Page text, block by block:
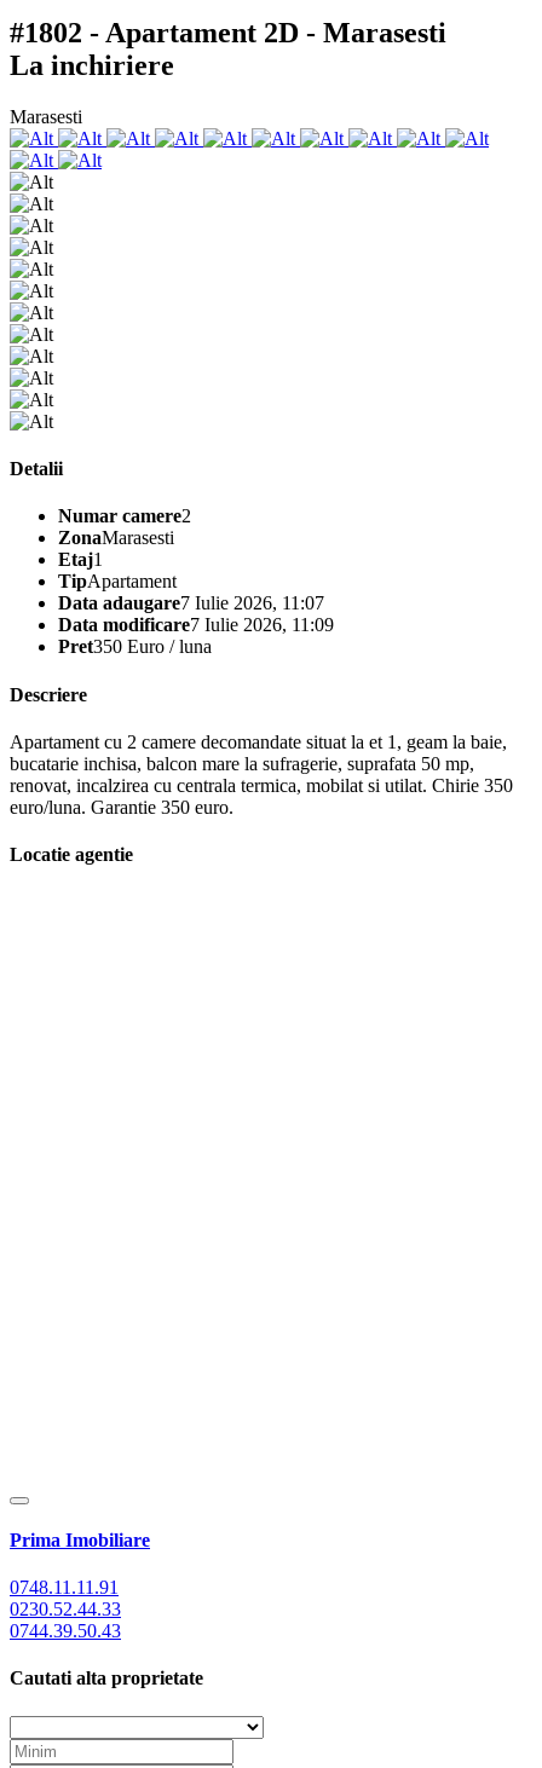
#1802 - Apartament 2D - Marasesti
La inchiriere
Marasesti
Detalii
Numar camere2
ZonaMarasesti
Etaj1
TipApartament
Data adaugare7 Iulie 2026, 11:07
Data modificare7 Iulie 2026, 11:09
Pret350 Euro / luna
Descriere
Apartament cu 2 camere decomandate situat la et 1, geam la baie,
bucatarie inchisa, balcon mare la sufragerie, suprafata 50 mp,
renovat, incalzirea cu centrala termica, mobilat si utilat. Chirie 350
euro/luna. Garantie 350 euro.
Locatie agentie
Prima Imobiliare
0748.11.11.91
0230.52.44.33
0744.39.50.43
Cautati alta proprietate